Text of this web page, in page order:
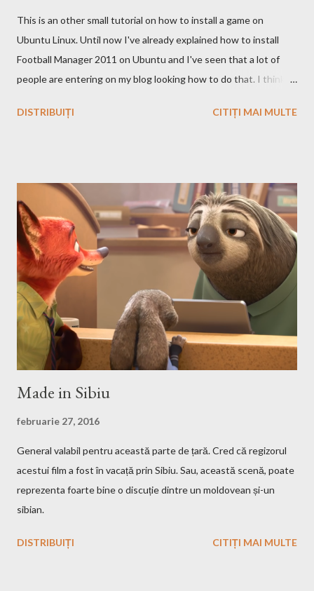
This is an other small tutorial on how to install a game on
Ubuntu Linux. Until now I've already explained how to install
Football Manager 2011 on Ubuntu and I've seen that a lot of
people are entering on my blog looking how to do that. I think
the story and the game play is calling you to play it also in Linux,
definitively sure that you'll find a site from which to download
the game files ;). Installation After downloading the game you
have to install it. If the *.iso file is compressed in a *.bz2 file you
have to uncompressed it. After that write in the Terminal this,
after you go with cd command in the folder where the iso file is:
sudo mount -t iso9660 -o loop HMM3-Linux.iso /mnt/fakecd ...
DISTRIBUIȚI CITIȚI MAI MULTE
Made in Sibiu
februarie 27, 2016
General valabil pentru această parte de țară. Cred că regizorul
acestui film a fost în vacață prin Sibiu. Sau, această scenă, poate
reprezenta foarte bine o discuție dintre un moldovean și-un
sibian.
DISTRIBUIȚI CITIȚI MAI MULTE